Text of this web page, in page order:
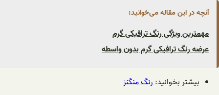
آنچه در این مقاله می‌خوانید:
مهمترین ویژگی رنگ ترافیکی گرم
عرضه رنگ ترافیکی گرم بدون واسطه
بیشتر بخوانید: رنگ منگنز